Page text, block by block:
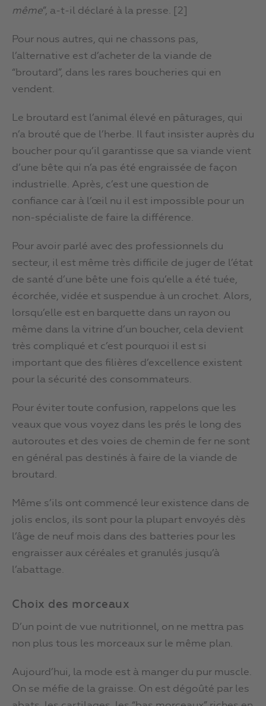
même”, a-t-il déclaré à la presse. [2]
Pour nous autres, qui ne chassons pas,
l’alternative est d’acheter de la viande de
“broutard”, dans les rares boucheries qui en
vendent.
Le broutard est l’animal élevé en pâturages, qui
n’a brouté que de l’herbe. Il faut insister auprès du
boucher pour qu’il garantisse que sa viande vient
d’une bête qui n’a pas été engraissée de façon
industrielle. Après, c’est une question de
confiance car à l’œil nu il est impossible pour un
non-spécialiste de faire la différence.
Pour avoir parlé avec des professionnels du
secteur, il est même très difficile de juger de l’état
de santé d’une bête une fois qu’elle a été tuée,
écorchée, vidée et suspendue à un crochet. Alors,
lorsqu’elle est en barquette dans un rayon ou
même dans la vitrine d’un boucher, cela devient
très compliqué et c’est pourquoi il est si
important que des filières d’excellence existent
pour la sécurité des consommateurs.
Pour éviter toute confusion, rappelons que les
veaux que vous voyez dans les prés le long des
autoroutes et des voies de chemin de fer ne sont
en général pas destinés à faire de la viande de
broutard.
Même s’ils ont commencé leur existence dans de
jolis enclos, ils sont pour la plupart envoyés dès
l’âge de neuf mois dans des batteries pour les
engraisser aux céréales et granulés jusqu’à
l’abattage.
Choix des morceaux
D’un point de vue nutritionnel, on ne mettra pas
non plus tous les morceaux sur le même plan.
Aujourd’hui, la mode est à manger du pur muscle.
On se méfie de la graisse. On est dégoûté par les